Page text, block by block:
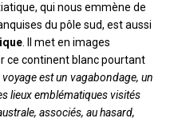
qui nous emmène de
du pôle sud, est aussi
. Il met en images
ce continent blanc pourtant
voyage est un vagabondage, un
lieux emblématiques visités
associés, au hasard,